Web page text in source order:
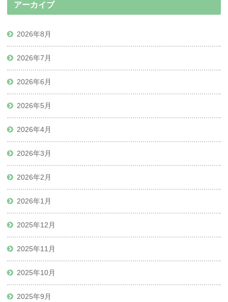
アーカイブ
2026年8月
2026年7月
2026年6月
2026年5月
2026年4月
2026年3月
2026年2月
2026年1月
2025年12月
2025年11月
2025年10月
2025年9月